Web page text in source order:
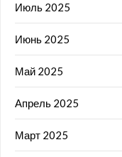
Июль 2025
Июнь 2025
Май 2025
Апрель 2025
Март 2025